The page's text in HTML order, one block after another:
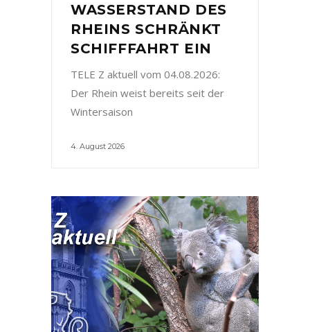
WASSERSTAND DES
RHEINS SCHRÄNKT
SCHIFFFAHRT EIN
TELE Z aktuell vom 04.08.2026:
Der Rhein weist bereits seit der
Wintersaison
4. August 2026